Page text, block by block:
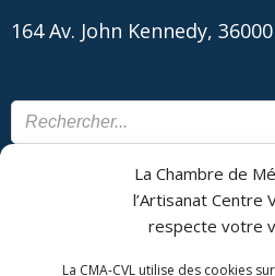
La Chambre de
l’Artisanat Centre
respecte votre
La CMA-CVL utilise des cookies
164 Av. John Kennedy,
CONTACT
CMA Formation - Châteauroux
Métiers et de l'Artisanat